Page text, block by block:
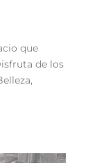
que
de los